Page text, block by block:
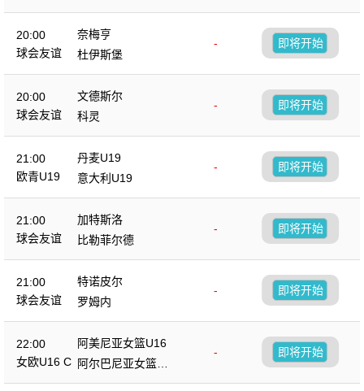
20:00
球会友谊
奈梅亨
-
杜伊斯堡
即将开始
20:00
球会友谊
文德斯尔
-
科灵
即将开始
21:00
欧青U19
丹麦U19
-
意大利U19
即将开始
21:00
球会友谊
加特斯洛
-
比勒菲尔德
即将开始
21:00
球会友谊
特诺皮尔
-
罗姆内
即将开始
22:00
女欧U16 C
阿美尼亚女篮U16
-
阿尔巴尼亚女篮U1
6
即将开始